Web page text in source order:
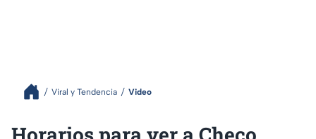
Viral y Tendencia Video